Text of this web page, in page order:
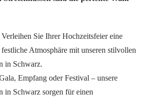
Verleihen Sie Ihrer Hochzeitsfeier eine
festliche Atmosphäre mit unseren stilvollen
in Schwarz.
Empfang oder Festival – unsere
in Schwarz sorgen für einen